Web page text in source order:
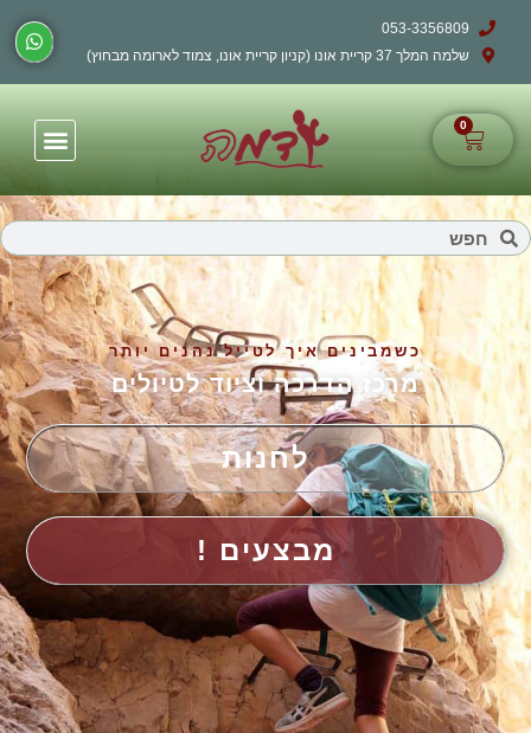
053-3356809
שלמה המלך 37 קריית אונו (קניון קריית אונו, צמוד לארומה מבחוץ)
0
כשמבינים איך לטייל נהנים יותר
מרכז הדרכה וציוד לטיולים
לחנות
מבצעים !